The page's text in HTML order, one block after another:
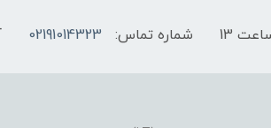
شماره تماس: 02191014323